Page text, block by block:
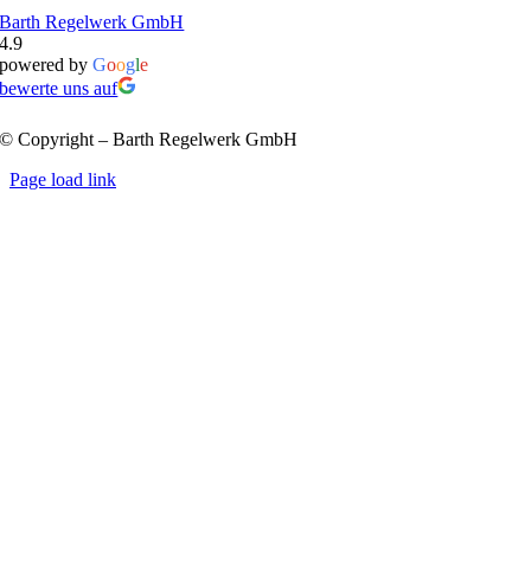
Barth Regelwerk GmbH
4.9
powered byGoogle
bewerte uns auf
© Copyright – Barth Regelwerk GmbH
Page load link